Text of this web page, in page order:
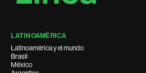
LATINOAMÉRICA
Latinoamérica y el mundo
Brasil
México